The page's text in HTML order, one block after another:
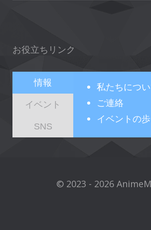
お役立ちリンク
情報
イベント
SNS
私たちにつ
ご連絡
イベントの
© 2023 - 2026